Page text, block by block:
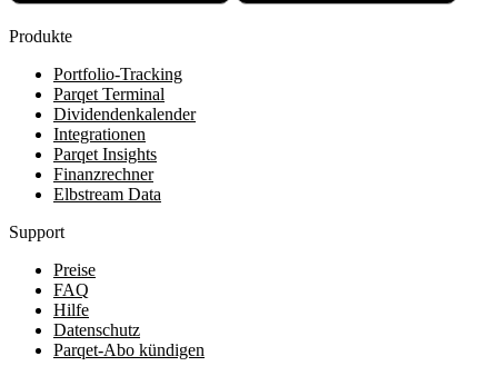
Produkte
Portfolio-Tracking
Parqet Terminal
Dividendenkalender
Integrationen
Parqet Insights
Finanzrechner
Elbstream Data
Support
Preise
FAQ
Hilfe
Datenschutz
Parqet-Abo kündigen